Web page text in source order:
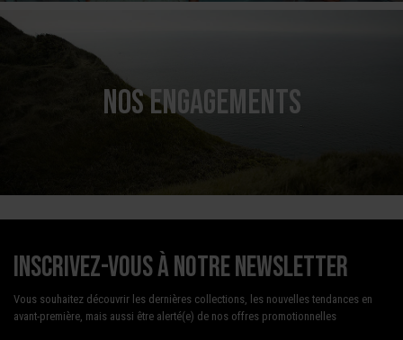
NOS ENGAGEMENTS
Inscrivez-vous à notre newsletter
Vous souhaitez découvrir les dernières collections, les nouvelles tendances en
avant-première, mais aussi être alerté(e) de nos offres promotionnelles